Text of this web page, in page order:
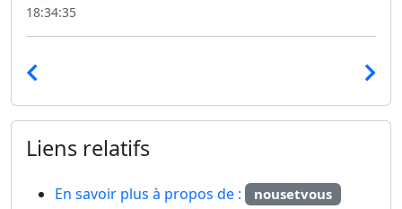
18:34:35
Liens relatifs
En savoir plus à propos de : nousetvous